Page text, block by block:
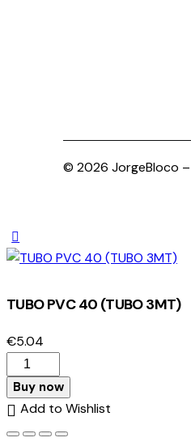
© 2026 JorgeBloco –
TUBO PVC 40 (TUBO 3MT)
€5.04
Buy now
Add to Wishlist